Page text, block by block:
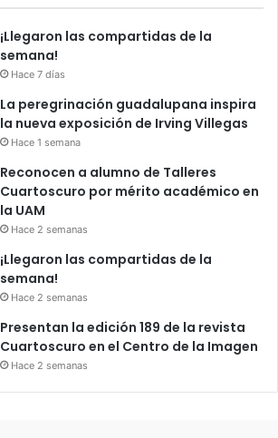
¡Llegaron las compartidas de la
semana!
Hace 7 días
La peregrinación guadalupana inspira
la nueva exposición de Irving Villegas
Hace 1 semana
Reconocen a alumno de Talleres
Cuartoscuro por mérito académico en
la UAM
Hace 2 semanas
¡Llegaron las compartidas de la
semana!
Hace 2 semanas
Presentan la edición 189 de la revista
Cuartoscuro en el Centro de la Imagen
Hace 2 semanas